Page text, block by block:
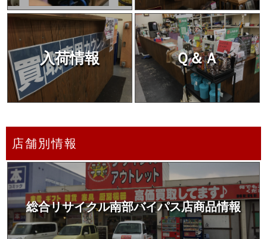
入荷情報 Ｑ＆Ａ
店舗別情報
総合リサイクル南部バイパス店商品情報